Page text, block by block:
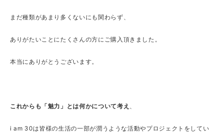
まだ種類があまり多くないにも関わらず、
ありがたいことにたくさんの方にご購入頂きました。
本当にありがとうございます。
これからも「魅力」とは何かについて考え 、
i am 30は皆様の生活の一部が潤うような活動やプロジェクトをしてい